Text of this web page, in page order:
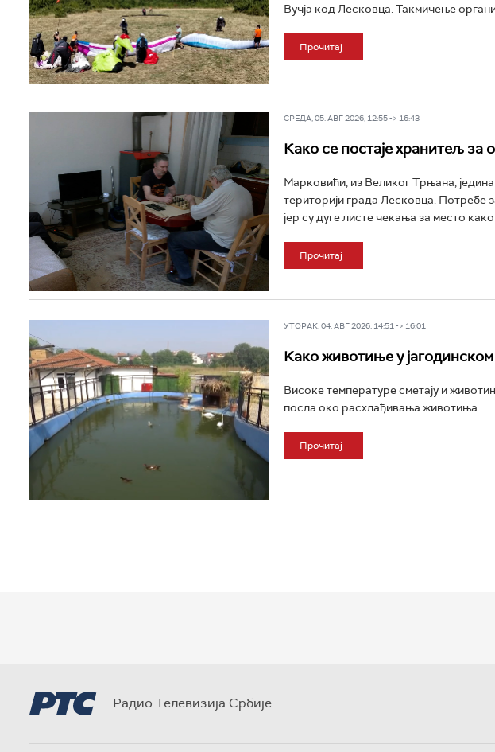
Вучја код Лесковца. Такмичење
Прочитај
СРЕДА, 05. АВГ 2026, 12:55 -> 16:43
Како се постаје хранитељ за
Марковићи, из Великог Трњана,
територији града Лесковца. Потребе
јер су дуге листе чекања за место
Прочитај
УТОРАК, 04. АВГ 2026, 14:51 -> 16:01
Kако животиње у
Високе температуре сметају и
посла око расхлађивања животиња...
Прочитај
Радио Телевизија Србије